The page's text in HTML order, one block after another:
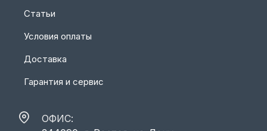
Статьи
Условия оплаты
Доставка
Гарантия и сервис
ОФИС: